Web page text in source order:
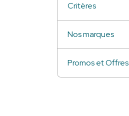
Critères
Nos marques
Promos et Offres